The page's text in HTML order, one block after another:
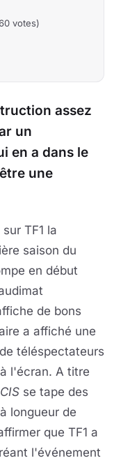
votes)
assez
un
en a dans le
une
TF1 la
saison du
en début
de bons
a affiché une
téléspectateurs
l'écran. A titre
se tape des
longueur de
que TF1 a
l'événement